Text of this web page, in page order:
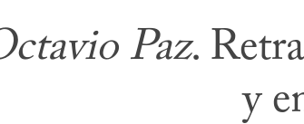
Paz.
y